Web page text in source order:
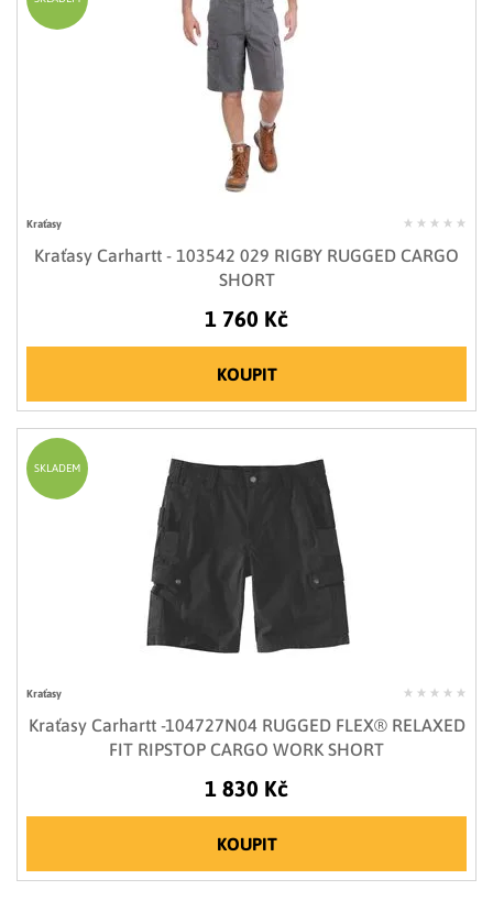
Kraťasy
Kraťasy Carhartt - 103542 029 RIGBY RUGGED CARGO
SHORT
1 760 Kč
KOUPIT
Kraťasy
Kraťasy Carhartt -104727N04 RUGGED FLEX® RELAXED
FIT RIPSTOP CARGO WORK SHORT
1 830 Kč
KOUPIT
SKLADEM